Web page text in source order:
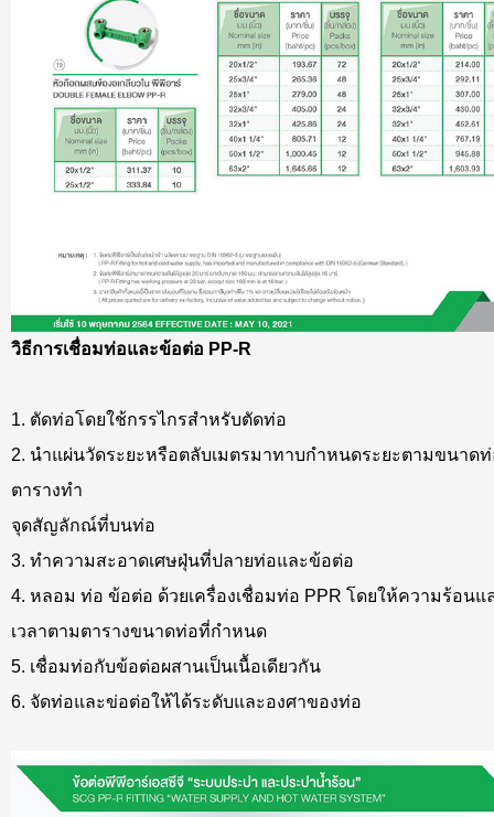
วิธีการเชื่อมท่อและข้อต่อ PP-R
1. ตัดท่อโดยใช้กรรไกรสำหรับตัดท่อ
2. นำแผ่นวัดระยะหรือตลับเมตรมาทาบกำหนดระยะตามขนาด
ตารางทำ
จุดสัญลักณ์ที่บนท่อ
3. ทำความสะอาดเศษฝุ่นที่ปลายท่อและข้อต่อ
4. หลอม ท่อ ข้อต่อ ด้วยเครื่องเชื่อมท่อ PPR โดยให้ความร้อนแ
เวลาตามตารางขนาดท่อที่กำหนด
5. เชื่อมท่อกับข้อต่อผสานเป็นเนื้อเดียวกัน
6. จัดท่อและข่อต่อให้ได้ระดับและองศาของท่อ